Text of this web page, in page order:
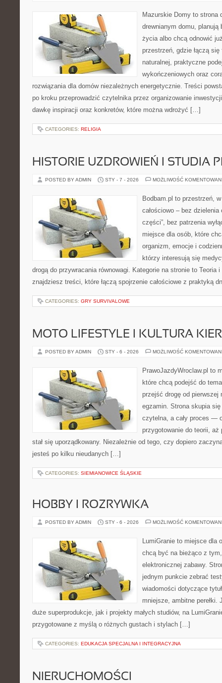
Mazurskie Domy to strona
drewnianym domu, planują
życia albo chcą odnowić
przestrzeń, gdzie łączą
naturalnej, praktyczne
wykończeniowych oraz
rozwiązania dla domów niezależnych energetycznie. Treści
po kroku przeprowadzić czytelnika przez organizowanie
dawkę inspiracji oraz konkretów, które można wdrożyć […]
CATEGORIES: RELIGIA
HISTORIE UZDROWIEŃ I STUDIA
POSTED BY ADMIN STY - 7 - 2026 MOŻLIWOŚĆ
Bodbam.pl to przestrzeń,
całościowo – bez dzielenia
części”, bez patrzenia
miejsce dla osób, które
organizm, emocje i
którzy interesują się
drogą do przywracania równowagi. Kategorie na stronie to Teoria
znajdziesz treści, które łączą spojrzenie całościowe z praktyką
CATEGORIES: GRY SURVIVALOWE
MOTO LIFESTYLE I KULTURA
POSTED BY ADMIN STY - 6 - 2026 MOŻLIWOŚĆ
PrawoJazdyWroclaw.pl to
które chcą podejść do
przejść drogę od
egzamin. Strona skupia
czytelna, a cały proces —
przygotowanie do teorii,
stał się uporządkowany. Niezależnie od tego, czy dopiero
jesteś po kilku nieudanych […]
CATEGORIES: SIEMIANOWICE ŚLĄSKIE
HOBBY I ROZRYWKA
POSTED BY ADMIN STY - 6 - 2026 MOŻLIWOŚĆ
LumiGranie to miejsce dla
chcą być na bieżąco z
elektronicznej zabawy.
jednym punkcie zebrać
wiadomości dotyczące
mniejsze, ambitne perełki.
duże superprodukcje, jak i projekty małych studiów, na
przygotowane z myślą o różnych gustach i stylach […]
CATEGORIES: EDUKACJA SPECJALNA I INTEGRACYJNA
NIERUCHOMOŚCI